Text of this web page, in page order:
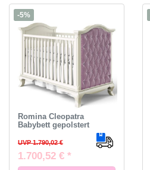
-5%
Romina Cleopatra
Babybett gepolstert
UVP 1.790,02 €
1.700,52 € *